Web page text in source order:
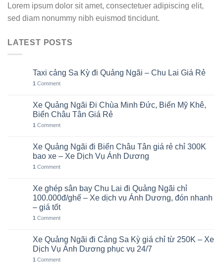
Lorem ipsum dolor sit amet, consectetuer adipiscing elit,
sed diam nonummy nibh euismod tincidunt.
LATEST POSTS
Taxi cảng Sa Kỳ đi Quảng Ngãi – Chu Lai Giá Rẻ
1 Comment
Xe Quảng Ngãi Đi Chùa Minh Đức, Biển Mỹ Khê,
Biển Châu Tân Giá Rẻ
1 Comment
Xe Quảng Ngãi đi Biển Châu Tân giá rẻ chỉ 300K
bao xe – Xe Dịch Vụ Ánh Dương
1 Comment
Xe ghép sân bay Chu Lai đi Quảng Ngãi chỉ
100.000đ/ghế – Xe dịch vụ Ánh Dương, đón nhanh
– giá tốt
1 Comment
Xe Quảng Ngãi đi Cảng Sa Kỳ giá chỉ từ 250K – Xe
Dịch Vụ Ánh Dương phục vụ 24/7
1 Comment